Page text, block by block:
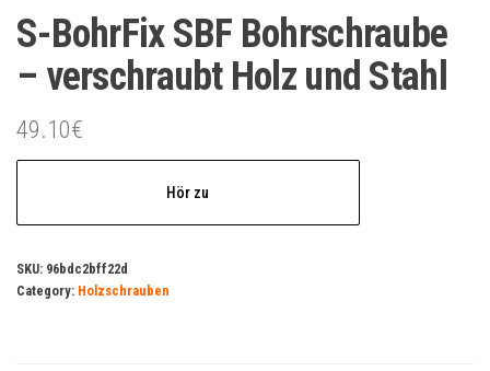
S-BohrFix SBF Bohrschraube
– verschraubt Holz und Stahl
49.10€
Hör zu
SKU: 96bdc2bff22d
Category: Holzschrauben